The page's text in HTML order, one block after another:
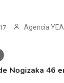
Agencia YEA
Nogizaka 46